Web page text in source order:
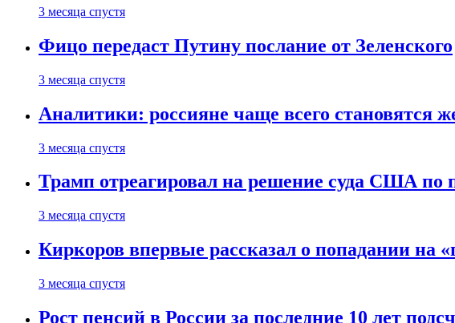
3 месяца спустя
Фицо передаст Путину послание от Зеленского
3 месяца спустя
Аналитики: россияне чаще всего становятся
3 месяца спустя
Трамп отреагировал на решение суда США по
3 месяца спустя
Киркоров впервые рассказал о попадании на
3 месяца спустя
Рост пенсий в России за последние 10 лет